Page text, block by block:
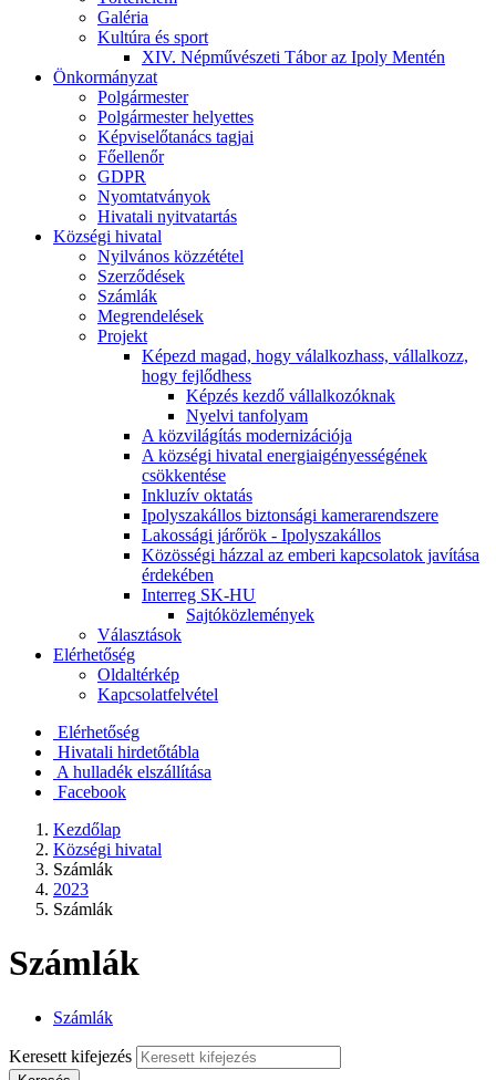
Galéria
Kultúra és sport
XIV. Népművészeti Tábor az Ipoly Mentén
Önkormányzat
Polgármester
Polgármester helyettes
Képviselőtanács tagjai
Főellenőr
GDPR
Nyomtatványok
Hivatali nyitvatartás
Községi hivatal
Nyilvános közzététel
Szerződések
Számlák
Megrendelések
Projekt
Képezd magad, hogy válalkozhass, vállalkozz,
hogy fejlődhess
Képzés kezdő vállalkozóknak
Nyelvi tanfolyam
A közvilágítás modernizációja
A községi hivatal energiaigényességének
csökkentése
Inkluzív oktatás
Ipolyszakállos biztonsági kamerarendszere
Lakossági járőrök - Ipolyszakállos
Közösségi házzal az emberi kapcsolatok javítása
érdekében
Interreg SK-HU
Sajtóközlemények
Választások
Elérhetőség
Oldaltérkép
Kapcsolatfelvétel
Elérhetőség
Hivatali hirdetőtábla
A hulladék elszállítása
Facebook
Kezdőlap
Községi hivatal
Számlák
2023
Számlák
Számlák
Számlák
Keresett kifejezés